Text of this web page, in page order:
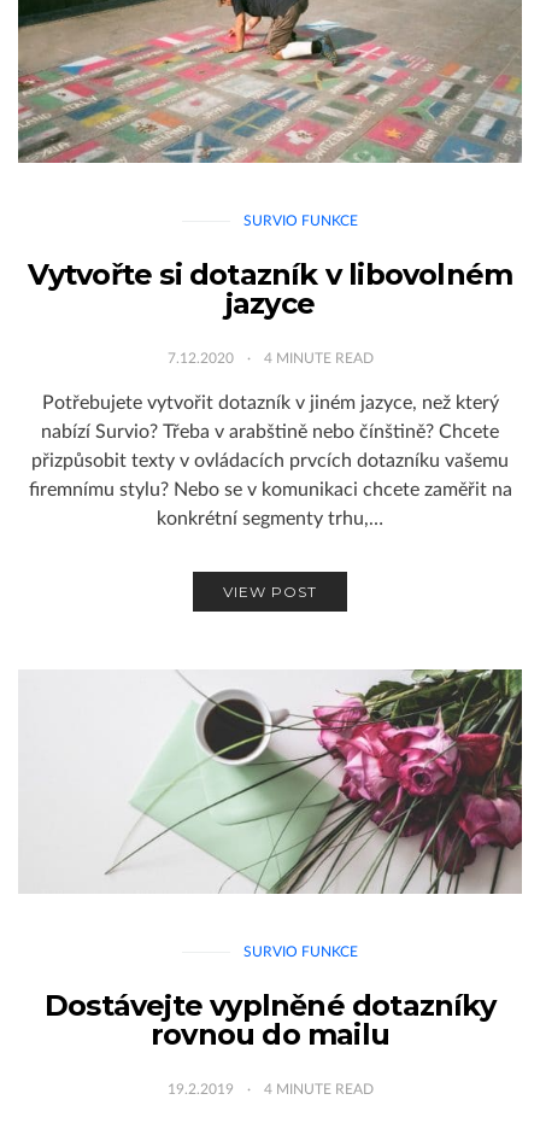
SURVIO FUNKCE
Vytvořte si dotazník v libovolném
jazyce
7.12.2020 4 MINUTE READ
Potřebujete vytvořit dotazník v jiném jazyce, než který
nabízí Survio? Třeba v arabštině nebo čínštině? Chcete
přizpůsobit texty v ovládacích prvcích dotazníku vašemu
firemnímu stylu? Nebo se v komunikaci chcete zaměřit na
konkrétní segmenty trhu,…
VIEW POST
SURVIO FUNKCE
Dostávejte vyplněné dotazníky
rovnou do mailu
19.2.2019 4 MINUTE READ